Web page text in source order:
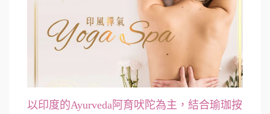
以印度的Ayurveda阿育吠陀為主，結合瑜珈按